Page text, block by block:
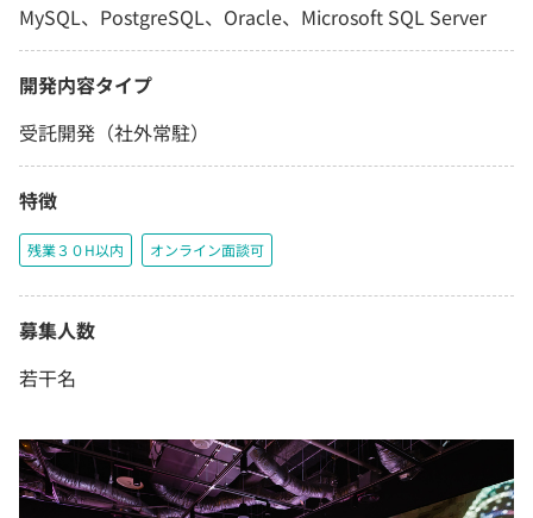
MySQL、PostgreSQL、Oracle、Microsoft SQL Server
開発内容タイプ
受託開発（社外常駐）
特徴
残業３０H以内 オンライン面談可
募集人数
若干名